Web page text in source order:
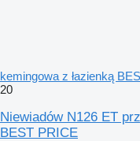
kemingowa z łazienką
20
Niewiadów N126 ET
BEST PRICE